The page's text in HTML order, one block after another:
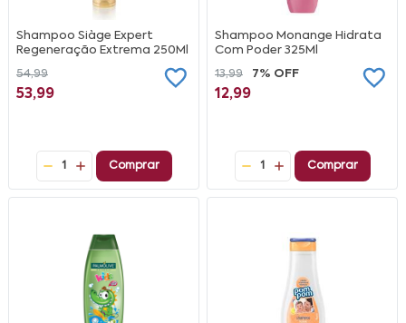
Shampoo Siàge Expert
Regeneração Extrema 250Ml
54,99
53,99
1 Comprar
Shampoo Monange Hidrata
Com Poder 325Ml
13,99
7% OFF
12,99
1 Comprar